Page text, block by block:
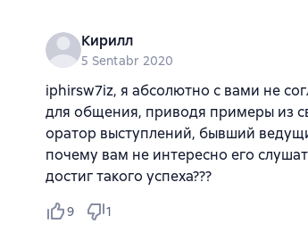
Кирилл
5 Sentabr 2020
iphirsw7iz, я абсолютно с вами не
для общения, приводя примеры из
оратор выступлений, бывший
почему вам не интересно его
достиг такого успеха???
9 1